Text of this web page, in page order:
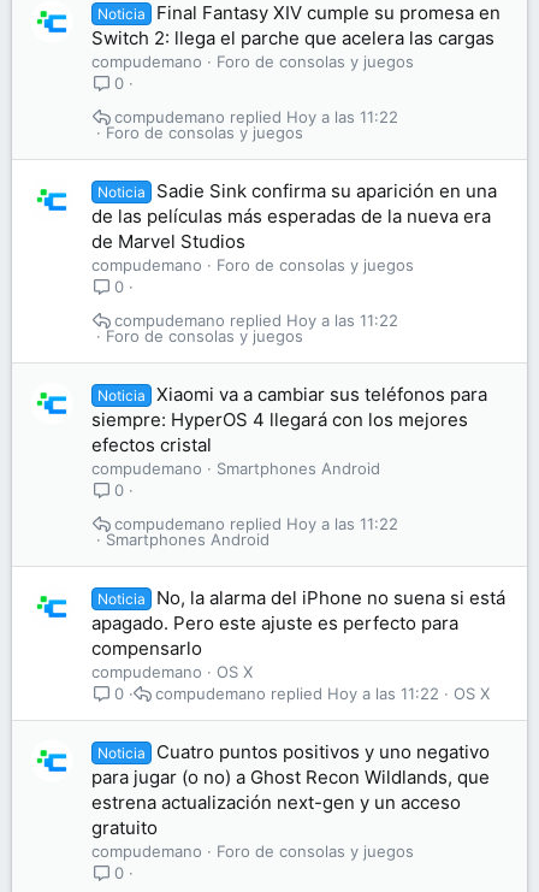
Noticia
Final Fantasy XIV cumple su promesa en
Switch 2: llega el parche que acelera las cargas
compudemano
Foro de consolas y juegos
0
Foro de consolas y juegos
Hoy a las 11:22
compudemano
Noticia
Sadie Sink confirma su aparición en una
de las películas más esperadas de la nueva era
de Marvel Studios
compudemano
Foro de consolas y juegos
0
Foro de consolas y juegos
Hoy a las 11:22
compudemano
Noticia
Xiaomi va a cambiar sus teléfonos para
siempre: HyperOS 4 llegará con los mejores
efectos cristal
compudemano
Smartphones Android
0
Smartphones Android
Hoy a las 11:22
compudemano
Noticia
No, la alarma del iPhone no suena si está
apagado. Pero este ajuste es perfecto para
compensarlo
compudemano
OS X
0
OS X
Hoy a las 11:22
compudemano
Noticia
Cuatro puntos positivos y uno negativo
para jugar (o no) a Ghost Recon Wildlands, que
estrena actualización next-gen y un acceso
gratuito
compudemano
Foro de consolas y juegos
0